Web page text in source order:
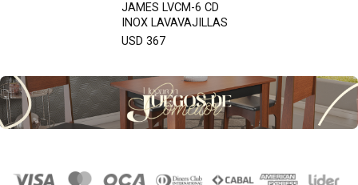
JAMES LVCM-6 CD
INOX LAVAVAJILLAS
USD 367